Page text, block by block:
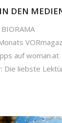
DEN
auf woman.at
Die liebste